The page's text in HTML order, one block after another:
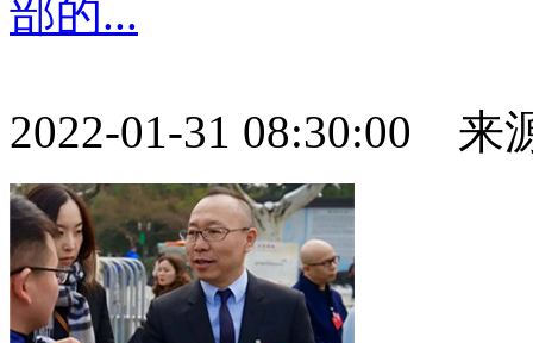
部的...
2022-01-31 08:30:00 来